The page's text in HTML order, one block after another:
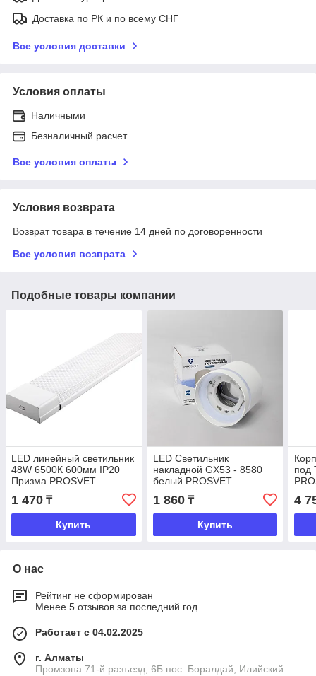
Доставка по РК и по всему СНГ
Все условия доставки
Условия оплаты
Наличными
Безналичный расчет
Все условия оплаты
Условия возврата
Возврат товара в течение 14 дней по договоренности
Все условия возврата
Подобные товары компании
LED линейный светильник
48W 6500К 600мм IP20
Призма PROSVET
1 470 ₸
Купить
LED Светильник
накладной GX53 - 8580
белый PROSVET
1 860₸
Купить
под
4
О нас
Рейтинг не сформирован
Менее 5 отзывов за последний год
Работает с 04.02.2025
г. Алматы
Промзона 71-й разъезд, 6Б пос. Боралдай, Илийский